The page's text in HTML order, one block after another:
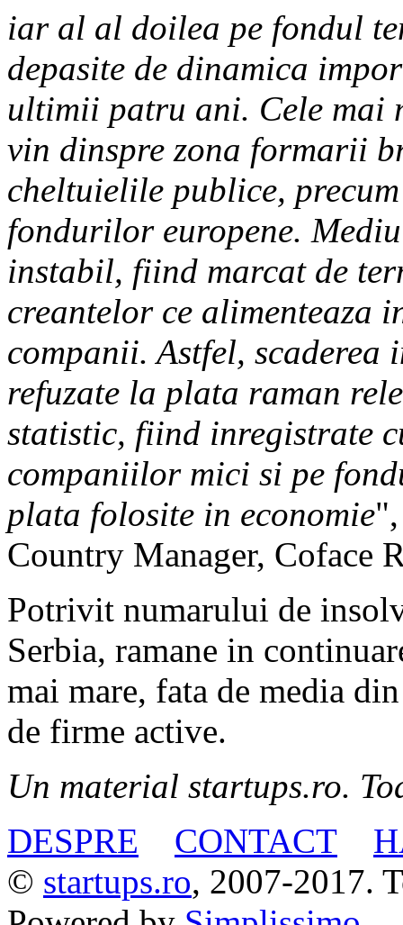
iar al al doilea pe fondul
depasite de dinamica
ultimii patru ani. Cele mai
vin dinspre zona formarii
cheltuielile publice,
fondurilor europene.
instabil, fiind marcat de
creantelor ce alimenteaza
companii. Astfel,
refuzate la plata raman
statistic, fiind inregistrate
companiilor mici si pe
plata folosite in economie
Country Manager, Coface
Potrivit numarului de
Serbia, ramane in
mai mare, fata de media
de firme active.
Un material startups.ro.
DESPRE
CONTACT
© startups.ro, 2007-2017.